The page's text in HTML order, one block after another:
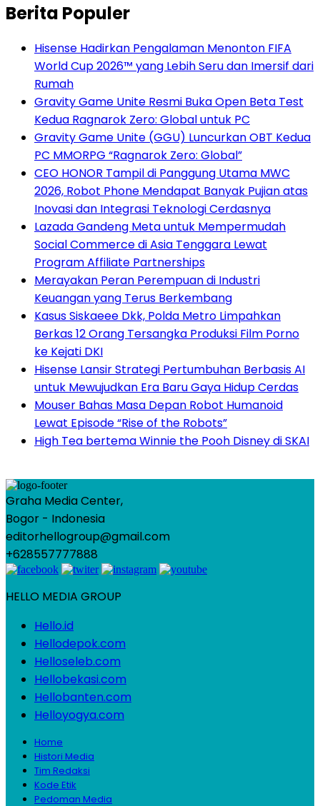
Berita Populer
Hisense Hadirkan Pengalaman Menonton FIFA
World Cup 2026™ yang Lebih Seru dan Imersif dari
Rumah
Gravity Game Unite Resmi Buka Open Beta Test
Kedua Ragnarok Zero: Global untuk PC
Gravity Game Unite (GGU) Luncurkan OBT Kedua
PC MMORPG “Ragnarok Zero: Global”
CEO HONOR Tampil di Panggung Utama MWC
2026, Robot Phone Mendapat Banyak Pujian atas
Inovasi dan Integrasi Teknologi Cerdasnya
Lazada Gandeng Meta untuk Mempermudah
Social Commerce di Asia Tenggara Lewat
Program Affiliate Partnerships
Merayakan Peran Perempuan di Industri
Keuangan yang Terus Berkembang
Kasus Siskaeee Dkk, Polda Metro Limpahkan
Berkas 12 Orang Tersangka Produksi Film Porno
ke Kejati DKI
Hisense Lansir Strategi Pertumbuhan Berbasis AI
untuk Mewujudkan Era Baru Gaya Hidup Cerdas
Mouser Bahas Masa Depan Robot Humanoid
Lewat Episode “Rise of the Robots”
High Tea bertema Winnie the Pooh Disney di SKAI
Graha Media Center,
Bogor - Indonesia
editorhellogroup@gmail.com
+628557777888
HELLO MEDIA GROUP
Hello.id
Hellodepok.com
Helloseleb.com
Hellobekasi.com
Hellobanten.com
Helloyogya.com
Home
Histori Media
Tim Redaksi
Kode Etik
Pedoman Media